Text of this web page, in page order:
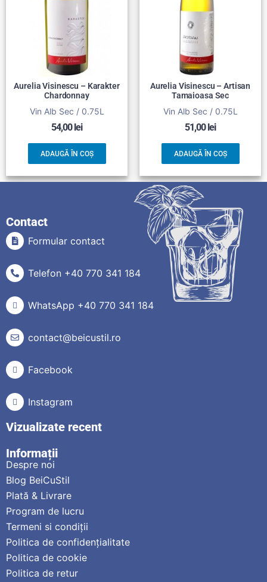
Aurelia Visinescu – Karakter
Chardonnay
Vin Alb Sec / 0.75L
54,00lei
ADAUGĂ ÎN COȘ
Aurelia Visinescu – Artisan
Tamaioasa Sec
Vin Alb Sec / 0.75L
51,00lei
ADAUGĂ ÎN COȘ
Contact
Formular contact
Telefon +40 770 341 184
WhatsApp +40 770 341 184
contact@beicustil.ro
Facebook
Instagram
Vizualizate recent
Informații
Despre noi
Blog BeiCuStil
Plată & Livrare
Program de lucru
Termeni si condiții
Politica de confidențialitate
Politica de cookie
Politica de retur